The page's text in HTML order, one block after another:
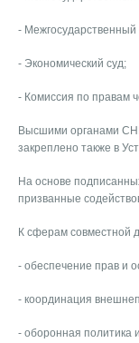
- Межгосударственный
- Экономический суд;
- Комиссия по правам
Высшими органами
закреплено также в
На основе
призванные
К сферам совместной
- обеспечение прав и
- координация
- оборонная политика